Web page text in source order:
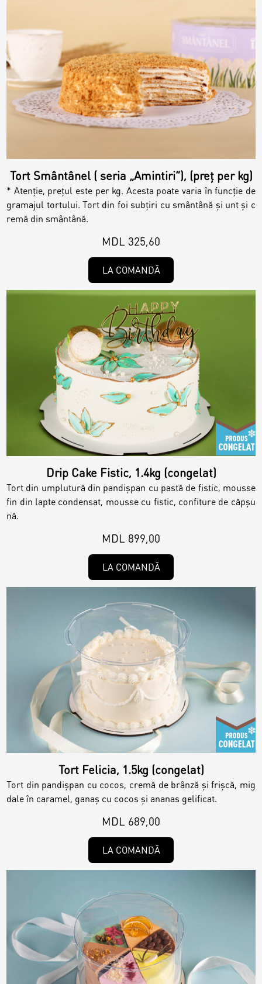
Tort Smântânel ( seria „Amintiri”), (preț per kg)
* Atenție, prețul este per kg. Acesta poate varia în funcție de
gramajul tortului. Tort din foi subțiri cu smântână și unt și c
remă din smântână.
MDL 325,60
LA COMANDĂ
Drip Cake Fistic, 1.4kg (congelat)
Tort din umplutură din pandișpan cu pastă de fistic, mousse
fin din lapte condensat, mousse cu fistic, confiture de căpșu
nă.
MDL 899,00
LA COMANDĂ
Tort Felicia, 1.5kg (congelat)
Tort din pandișpan cu cocos, cremă de brânză și frișcă, mig
dale în caramel, ganaș cu cocos și ananas gelificat.
MDL 689,00
LA COMANDĂ